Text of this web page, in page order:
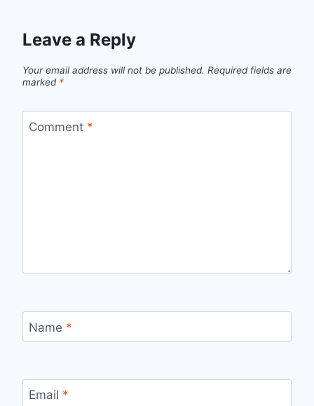
Leave a Reply
Your email address will not be published. Required fields are
marked *
Comment *
Name *
Email *